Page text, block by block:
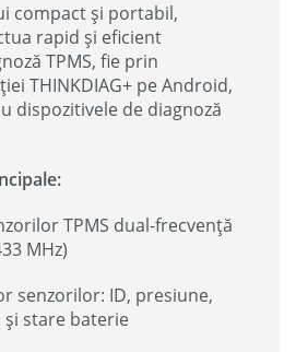
compact și portabil,
rapid și eficient
TPMS, fie prin
THINKDIAG+ pe Android,
dispozitivele de diagnoză
TPMS dual-frecvență
MHz)
senzorilor: ID, presiune,
stare baterie